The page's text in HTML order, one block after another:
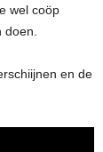
wel coöp
en de